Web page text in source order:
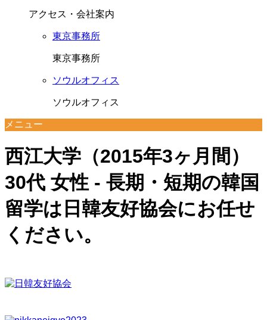
アクセス・会社案内
東京事務所
東京事務所
ソウルオフィス
ソウルオフィス
メニュー
西江大学（2015年3ヶ月間）
30代 女性 - 長期・短期の韓国
留学は日韓友好協会にお任せ
ください。